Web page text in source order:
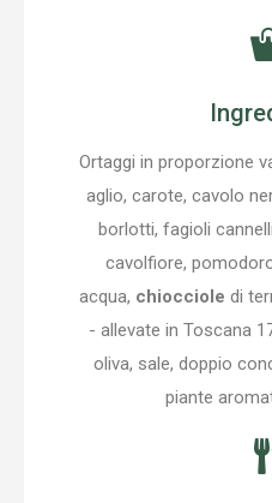
Ortaggi in proporzione
aglio, carote, cavolo
borlotti, fagioli
cavolfiore,
acqua, chiocciole di
- allevate in Toscana
oliva, sale, doppio
piante